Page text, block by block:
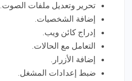
تحرير وتعديل ملفات الصوت.
إضافة الشخصيات.
إدراج كائن ويب.
التعامل مع الحالات.
إضافة الأزرار.
ضبط إعدادات المشغل.